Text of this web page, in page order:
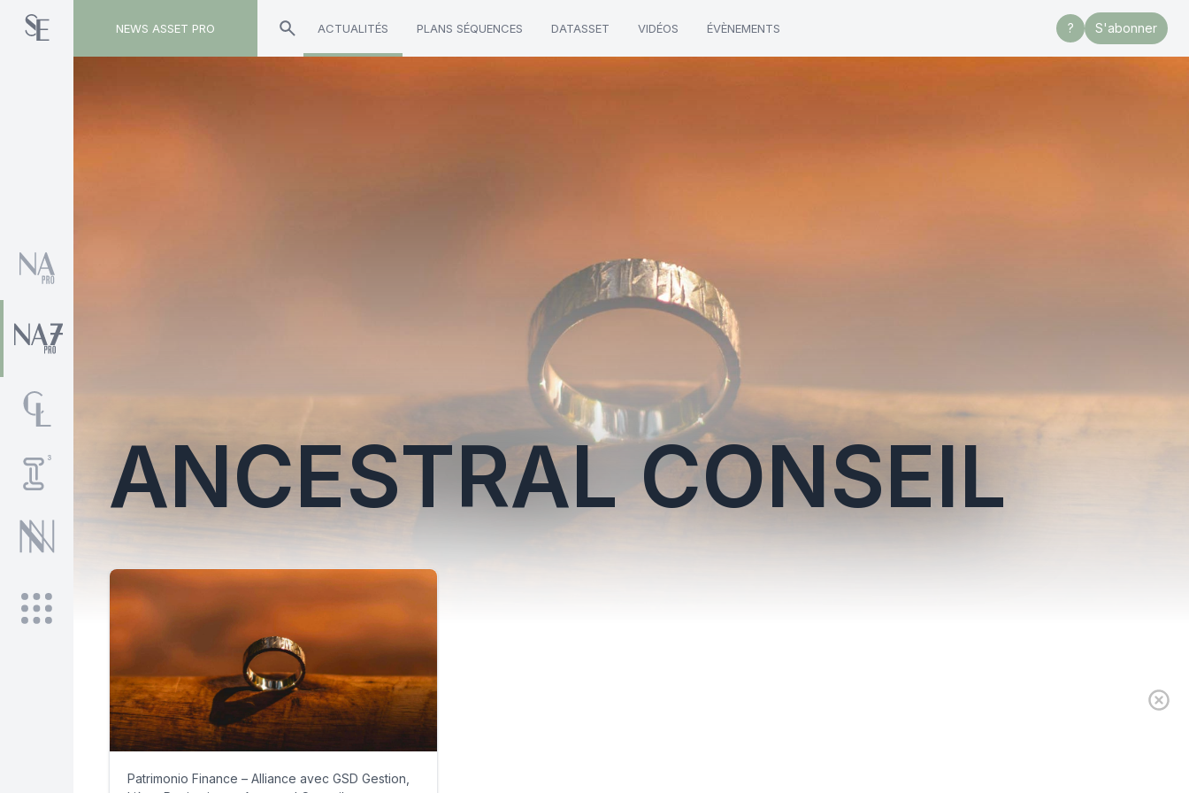
NEWS ASSET PRO ACTUALITÉS PLANS SÉQUENCES DATASSET VIDÉOS ÉVÈNEMENTS ? S'abonner
ANCESTRAL CONSEIL
Patrimonio Finance – Alliance avec GSD Gestion,